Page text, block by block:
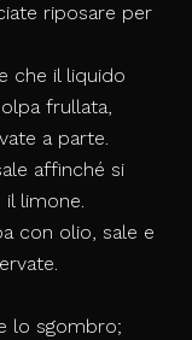
riposare per
che il liquido
frullata,
a parte.
affinché si
il limone.
con olio, sale e
lo sgombro;